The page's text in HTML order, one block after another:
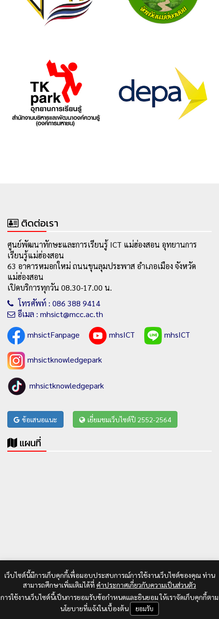
ติดต่อเรา
ศูนย์พัฒนาทักษะและการเรียนรู้ ICT แม่ฮ่องสอน อุทยานการ
เรียนรู้แม่ฮ่องสอน
63 อาคารหมอกใหม่ ถนนขุนลุมประพาส อำเภอเมือง จังหวัด
แม่ฮ่องสอน
เปิดบริการทุกวัน 08.30-17.00 น.
โทรศัพท์ : 086 388 9414
อีเมล : mhsict@mcc.ac.th
mhsictFanpage
mhsICT mhsICT
mhsictknowledgepark
mhsictknowledgepark
ข้อเสนอแนะ เยี่ยมชมเว็บไซต์ปี 2552-2564
แผนที่
เว็บไซต์นี้มีการเก็บคุกกี้เพื่อมอบประสบการณ์การใช้งานเว็บไซต์ของคุณ ท่าน
สามารถศึกษาเพิ่มเติมได้ที่ คำประกาศเกี่ยวกับความเป็นส่วนตัว
การใช้งานเว็บไซต์นี้เป็นการยอมรับข้อกำหนดและยินยอม ให้เราจัดเก็บคุกกี้ตาม
นโยบายที่แจ้งในเบื้องต้น
ยอมรับ